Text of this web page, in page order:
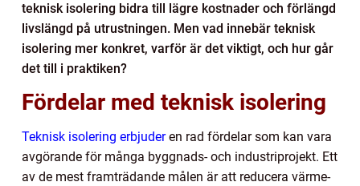
teknisk isolering bidra till lägre kostnader och förlängd
livslängd på utrustningen. Men vad innebär teknisk
isolering mer konkret, varför är det viktigt, och hur går
det till i praktiken?
Fördelar med teknisk isolering
Teknisk isolering erbjuderen rad fördelar som kan vara
avgörande för många byggnads- och industriprojekt. Ett
av de mest framträdande målen är att reducera värme-